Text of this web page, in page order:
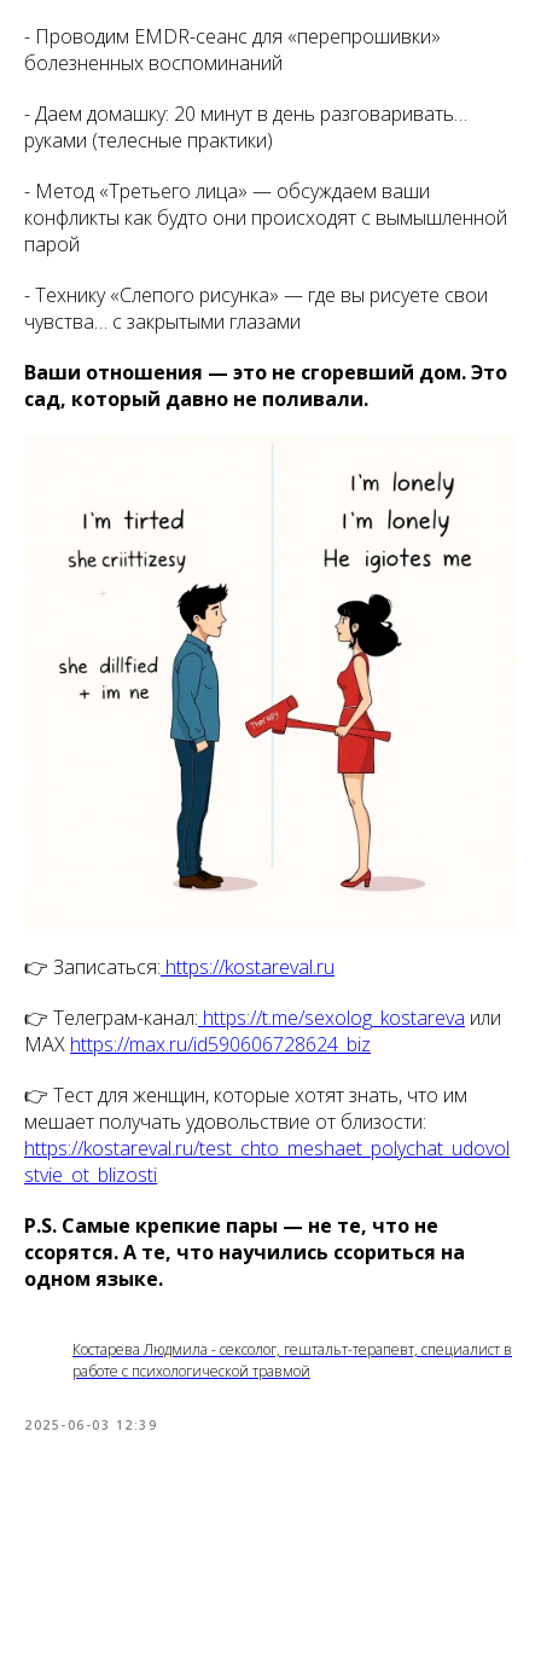
- Проводим EMDR-сеанс для «перепрошивки»
болезненных воспоминаний
- Даем домашку: 20 минут в день разговаривать…
руками (телесные практики)
- Метод «Третьего лица» — обсуждаем ваши
конфликты как будто они происходят с вымышленной
парой
- Технику «Слепого рисунка» — где вы рисуете свои
чувства… с закрытыми глазами
Ваши отношения — это не сгоревший дом. Это
сад, который давно не поливали.
👉 Записаться: https://kostareval.ru
👉 Телеграм-канал: https://t.me/sexolog_kostareva или
МАХ https://max.ru/id590606728624_biz
👉 Тест для женщин, которые хотят знать, что им
мешает получать удовольствие от близости:
https://kostareval.ru/test_chto_meshaet_polychat_udovol
stvie_ot_blizosti
P.S. Самые крепкие пары — не те, что не
ссорятся. А те, что научились ссориться на
одном языке.
Костарева Людмила - сексолог, гештальт-терапевт, специалист в
работе с психологической травмой
2025-06-03 12:39